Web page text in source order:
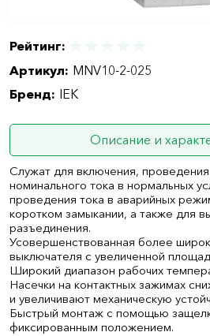
Рейтинг:
Артикул: MNV10-2-025
Бренд: IEK
Описание и
Служат для включения,
номинального тока в нормальных
проведения тока в аварийных
коротком замыкании, а также для
разъединения.
Усовершенствованная более
выключателя с увеличенной
Широкий диапазон рабочих
Насечки на контактных зажимах
и увеличивают механическую
Быстрый монтаж с помощью
фиксированным положением.